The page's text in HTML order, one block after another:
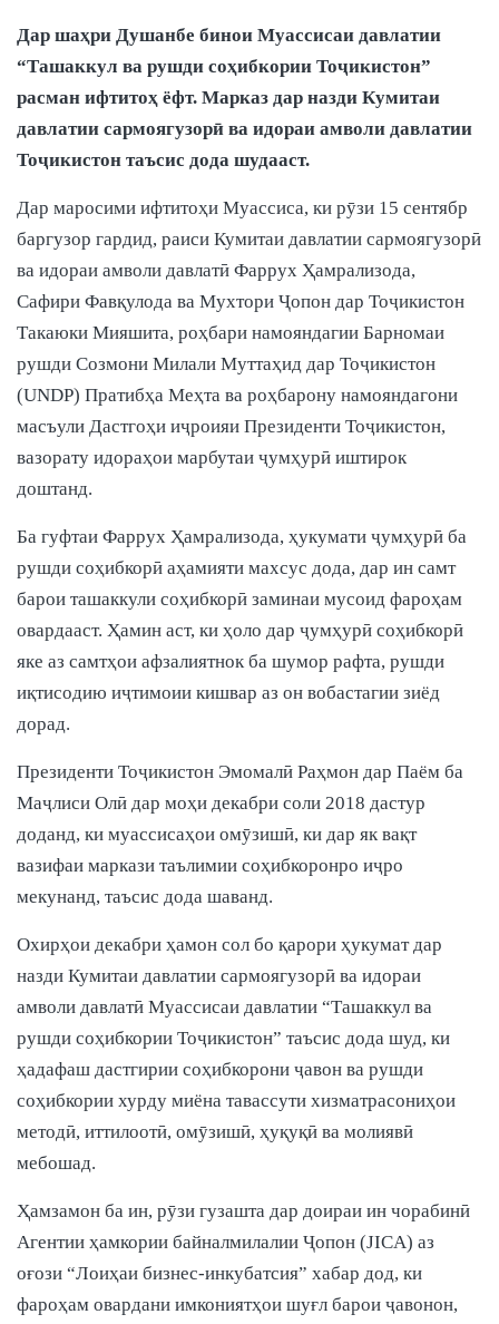
Дар шаҳри Душанбе бинои Муассисаи давлатии
“Ташаккул ва рушди соҳибкории Тоҷикистон”
расман ифтитоҳ ёфт. Марказ дар назди Кумитаи
давлатии сармоягузорӣ ва идораи амволи давлатии
Тоҷикистон таъсис дода шудааст.
Дар маросими ифтитоҳи Муассиса, ки рӯзи 15 сентябр
баргузор гардид, раиси Кумитаи давлатии сармоягузорӣ
ва идораи амволи давлатӣ Фаррух Ҳамрализода,
Сафири Фавқулода ва Мухтори Ҷопон дар Тоҷикистон
Такаюки Мияшита, роҳбари намояндагии Барномаи
рушди Созмони Милали Муттаҳид дар Тоҷикистон
(UNDP) Пратибҳа Меҳта ва роҳбарону намояндагони
масъули Дастгоҳи иҷроияи Президенти Тоҷикистон,
вазорату идораҳои марбутаи ҷумҳурӣ иштирок
доштанд.
Ба гуфтаи Фаррух Ҳамрализода, ҳукумати ҷумҳурӣ ба
рушди соҳибкорӣ аҳамияти махсус дода, дар ин самт
барои ташаккули соҳибкорӣ заминаи мусоид фароҳам
овардааст. Ҳамин аст, ки ҳоло дар ҷумҳурӣ соҳибкорӣ
яке аз самтҳои афзалиятнок ба шумор рафта, рушди
иқтисодию иҷтимоии кишвар аз он вобастагии зиёд
дорад.
Президенти Тоҷикистон Эмомалӣ Раҳмон дар Паём ба
Маҷлиси Олӣ дар моҳи декабри соли 2018 дастур
доданд, ки муассисаҳои омӯзишӣ, ки дар як вақт
вазифаи маркази таълимии соҳибкоронро иҷро
мекунанд, таъсис дода шаванд.
Охирҳои декабри ҳамон сол бо қарори ҳукумат дар
назди Кумитаи давлатии сармоягузорӣ ва идораи
амволи давлатӣ Муассисаи давлатии “Ташаккул ва
рушди соҳибкории Тоҷикистон” таъсис дода шуд, ки
ҳадафаш дастгирии соҳибкорони ҷавон ва рушди
соҳибкории хурду миёна тавассути хизматрасониҳои
методӣ, иттилоотӣ, омӯзишӣ, ҳуқуқӣ ва молиявӣ
мебошад.
Ҳамзамон ба ин, рӯзи гузашта дар доираи ин чорабинӣ
Агентии ҳамкории байналмилалии Ҷопон (JICA) аз
оғози “Лоиҳаи бизнес-инкубатсия” хабар дод, ки
фароҳам овардани имкониятҳои шуғл барои ҷавонон,